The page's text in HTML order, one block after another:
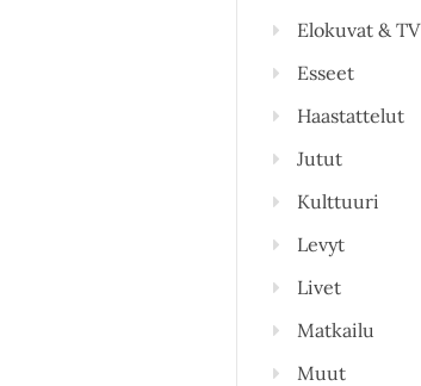
Elokuvat & TV
Esseet
Haastattelut
Jutut
Kulttuuri
Levyt
Livet
Matkailu
Muut